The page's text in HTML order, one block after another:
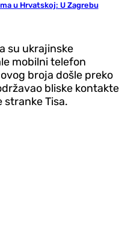
u Hrvatskoj: U Zagrebu
su ukrajinske
mobilni telefon
broja došle preko
bliske kontakte
stranke Tisa.